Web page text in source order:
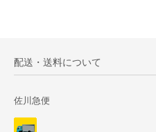
配送・送料について
佐川急便